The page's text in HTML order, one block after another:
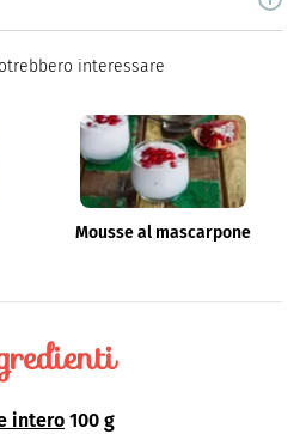
facili e spiegate passo passo.
interessare
Mousse al mascarpone
intero 100 g